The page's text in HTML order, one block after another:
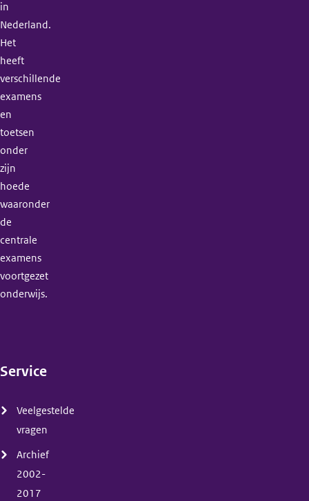
in
Nederland.
Het
heeft
verschillende
examens
en
toetsen
onder
zijn
hoede
waaronder
de
centrale
examens
voortgezet
onderwijs.
Service
Veelgestelde
vragen
Archief
2002-
2017